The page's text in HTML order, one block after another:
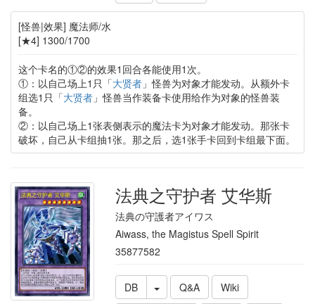
[怪兽|效果] 魔法师/水
[★4] 1300/1700
这个卡名的①②的效果1回合各能使用1次。
①：以自己场上1只「大贤者」怪兽为对象才能发动。从额外卡
组选1只「大贤者」怪兽当作装备卡使用给作为对象的怪兽装
备。
②：以自己场上1张表侧表示的魔法卡为对象才能发动。那张卡
破坏，自己从卡组抽1张。那之后，选1张手卡回到卡组最下面。
法典之守护者 艾华斯
法典の守護者アイワス
Aiwass, the Magistus Spell Spirit
35877582
DB Q&A
Wiki